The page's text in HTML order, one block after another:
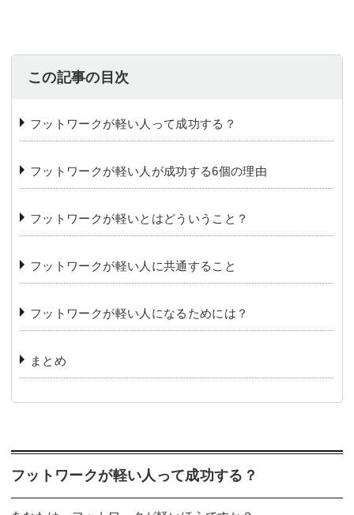
この記事の目次
フットワークが軽い人って成功する？
フットワークが軽い人が成功する6個の理由
フットワークが軽いとはどういうこと？
フットワークが軽い人に共通すること
フットワークが軽い人になるためには？
まとめ
フットワークが軽い人って成功する？